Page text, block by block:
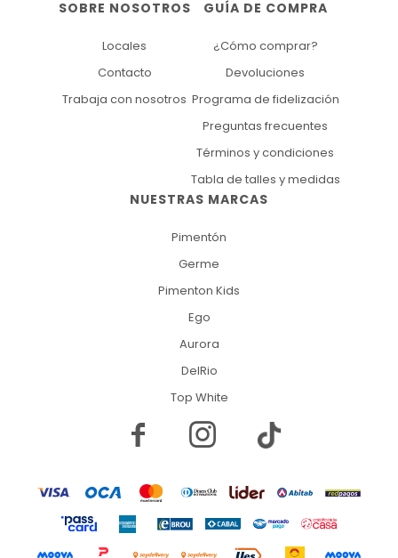
NUESTRAS MARCAS
Pimentón
Germe
Pimenton Kids
Ego
Aurora
DelRio
Top White
GUÍA DE COMPRA
¿Cómo comprar?
Devoluciones
Programa de fidelización
Preguntas frecuentes
Términos y condiciones
Tabla de talles y medidas
SOBRE NOSOTROS
Locales
Contacto
Trabaja con nosotros
 